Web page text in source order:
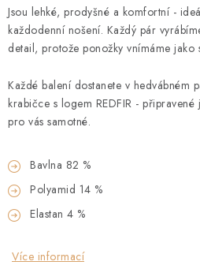
Jsou lehké, prodyšné a komfortní -
každodenní nošení. Každý pár
detail, protože ponožky vnímáme jako
Každé balení dostanete v hedvábném
krabičce s logem REDFIR -
pro vás samotné.
Bavlna 82 %
Polyamid 14 %
Elastan 4 %
Více informací